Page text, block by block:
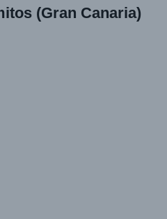
(Gran Canaria)